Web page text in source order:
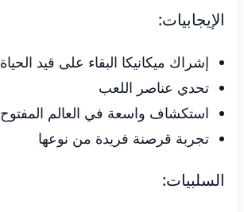
الإيجابيات:
إشراك ميكانيكا البقاء على قيد الحياة
تحدي عناصر اللعب
استكشاف واسعة في العالم المفتوح
تجربة قرصنة فريدة من نوعها
السلبيات: